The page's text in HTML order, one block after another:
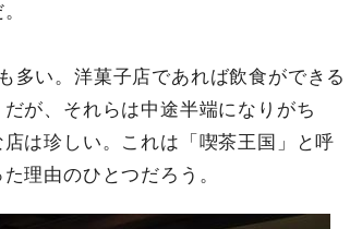
多い。洋菓子店であれば飲食ができる
が、それらは中途半端になりがち
は珍しい。これは「喫茶王国」と呼
理由のひとつだろう。